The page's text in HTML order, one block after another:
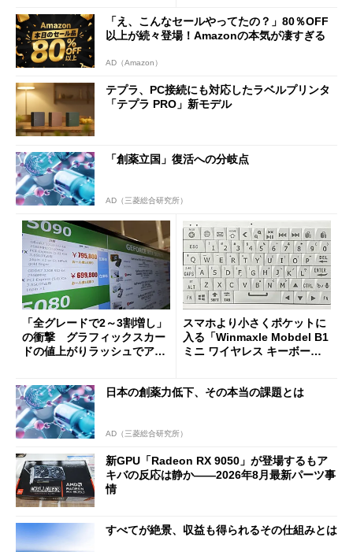
「え、こんなセールやってたの？」80％OFF
以上が続々登場！Amazonの本気が凄すぎる
AD（Amazon）
テプラ、PC接続にも対応したラベルプリンタ
「テプラ PRO」新モデル
「創薬立国」復活への分岐点
AD（三菱総合研究所）
「全グレードで2～3割増し」
の衝撃 グラフィックスカー
ドの値上がりラッシュでアキ
スマホより小さくポケットに
入る「Winmaxle Mobdel B1
ミニ ワイヤレス キーボー
日本の創薬力低下、その本当の課題とは
AD（三菱総合研究所）
新GPU「Radeon RX 9050」が登場するもア
キバの反応は静か――2026年8月最新パーツ事
情
すべてが絶景、収益も得られるその仕組みとは